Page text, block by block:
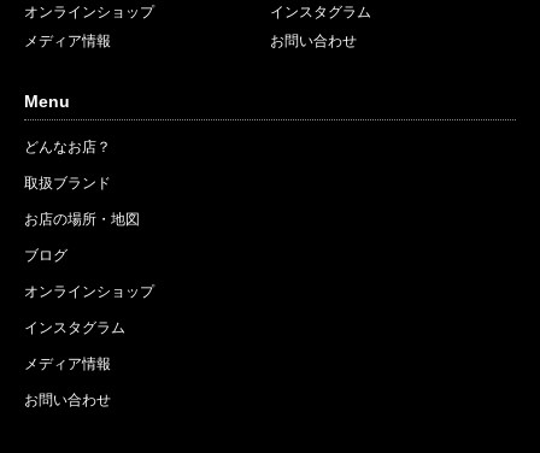
オンラインショップ
インスタグラム
メディア情報
お問い合わせ
Menu
どんなお店？
取扱ブランド
お店の場所・地図
ブログ
オンラインショップ
インスタグラム
メディア情報
お問い合わせ